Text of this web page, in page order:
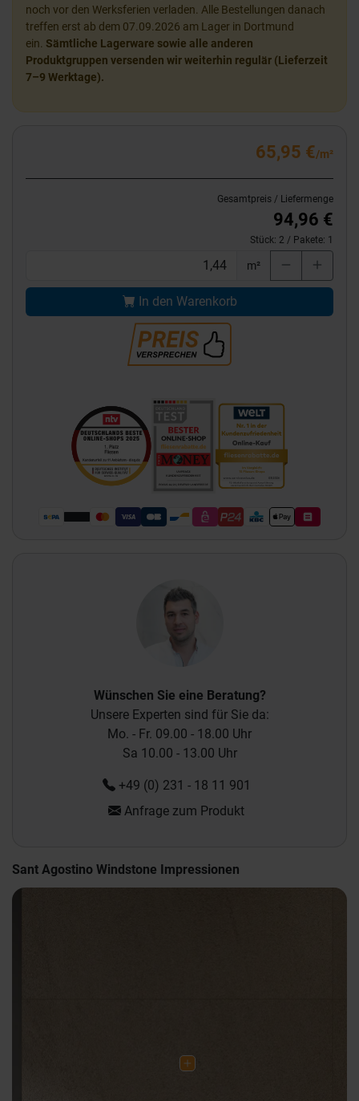
noch vor den Werksferien verladen. Alle Bestellungen danach
treffen erst ab dem 07.09.2026 am Lager in Dortmund
ein. Sämtliche Lagerware sowie alle anderen
Produktgruppen versenden wir weiterhin regulär (Lieferzeit
7–9 Werktage).
65,95 €/m²
Gesamtpreis / Liefermenge
94,96 €
Stück: 2 / Pakete: 1
m²
In den Warenkorb
Wünschen Sie eine Beratung?
Unsere Experten sind für Sie da:
Mo. - Fr. 09.00 - 18.00 Uhr
Sa 10.00 - 13.00 Uhr
+49 (0) 231 - 18 11 901
Anfrage zum Produkt
Sant Agostino Windstone Impressionen